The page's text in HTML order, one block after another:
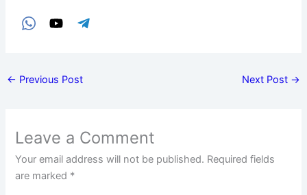
← Previous Post Next Post →
Leave a Comment
Your email address will not be published. Required fields
are marked *